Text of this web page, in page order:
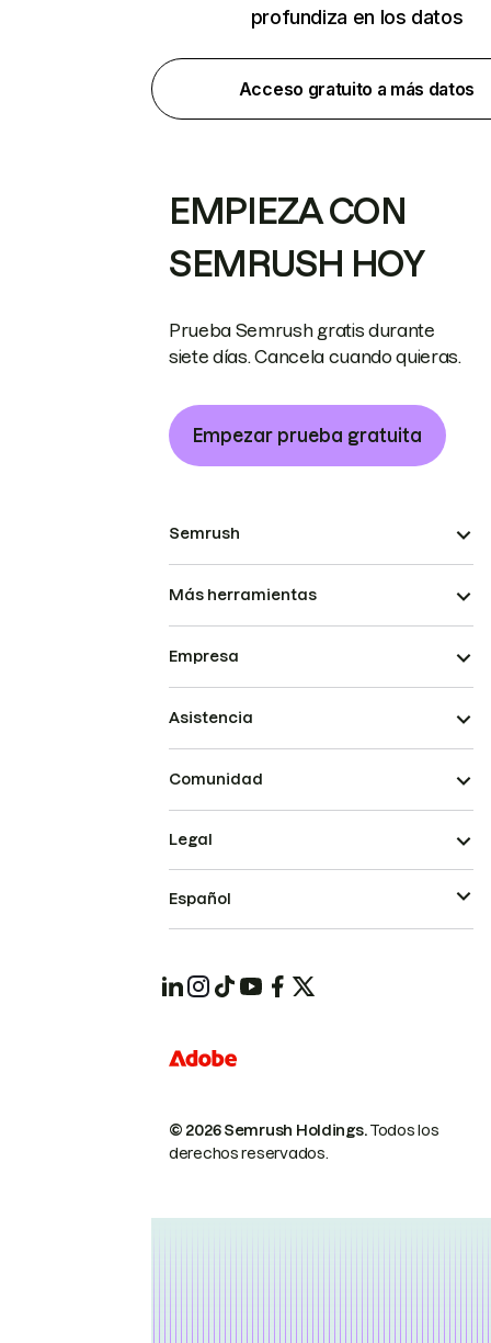
profundiza en los datos
Acceso gratuito a más datos
EMPIEZA CON
SEMRUSH HOY
Prueba Semrush gratis durante
siete días. Cancela cuando quieras.
Empezar prueba gratuita
Semrush
Más herramientas
Empresa
Asistencia
Comunidad
© 2026 Semrush Holdings.Todos los
derechos reservados.
Legal
Español